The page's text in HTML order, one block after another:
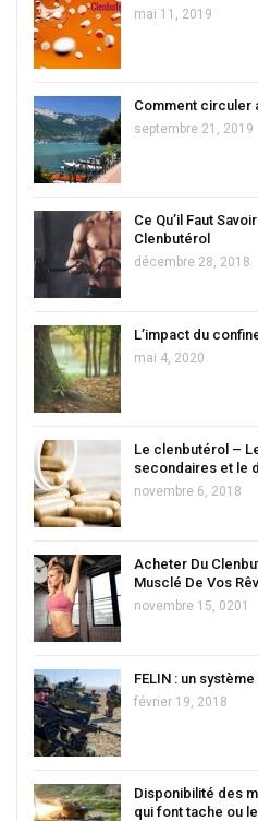
mai 11, 2019
Comment circuler
septembre 21, 2019
Ce Qu’il Faut
Clenbutérol
décembre 28, 2018
L’impact du
mai 4, 2020
Le clenbutérol –
secondaires et le
novembre 6, 2018
Acheter Du
Musclé De Vos
novembre 15, 0201
FELIN : un
février 19, 2018
Disponibilité des
qui font tache ou